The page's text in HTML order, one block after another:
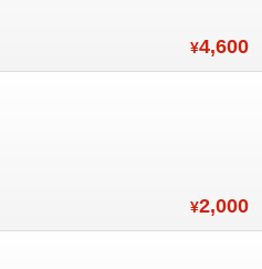
¥4,600
¥2,000